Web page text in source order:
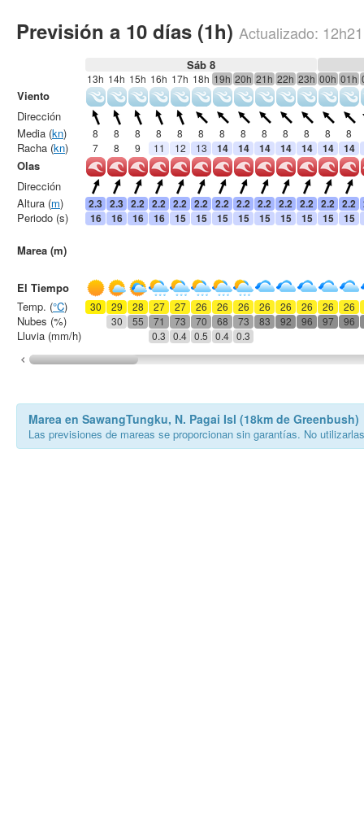
Previsión a 10 días (1h) Actualizado: 12h21
Sáb 8
13h 14h 15h 16h 17h 18h 19h 20h 21h 22h 23h 00h 01h
8 8 8 8 8 8 8 8 8 8 8 8
8
7
8 9 11 12 13 14 14 14 14 14 14 14
2.3 2.3 2.2 2.2 2.2 2.2 2.2 2.2 2.2 2.2 2.2 2.2 2.2
16
16 16 16 15 15 15 15 15 15 15 15 15
30 29 28 27 27 26 26 26 26 26 26 26
26
30
55 71 73 70 68 73 83 92 96 97
96
0.3 0.4 0.5 0.4 0.3
Viento
Dirección
Media (kn)
Racha (kn)
Olas
Dirección
Altura (m)
Periodo (s)
Marea (m)
El Tiempo
Temp. (°C)
Nubes (%)
Lluvia (mm/h)
Marea en SawangTungku, N. Pagai Isl (18km de Greenbush)
Las previsiones de mareas se proporcionan sin garantías. No